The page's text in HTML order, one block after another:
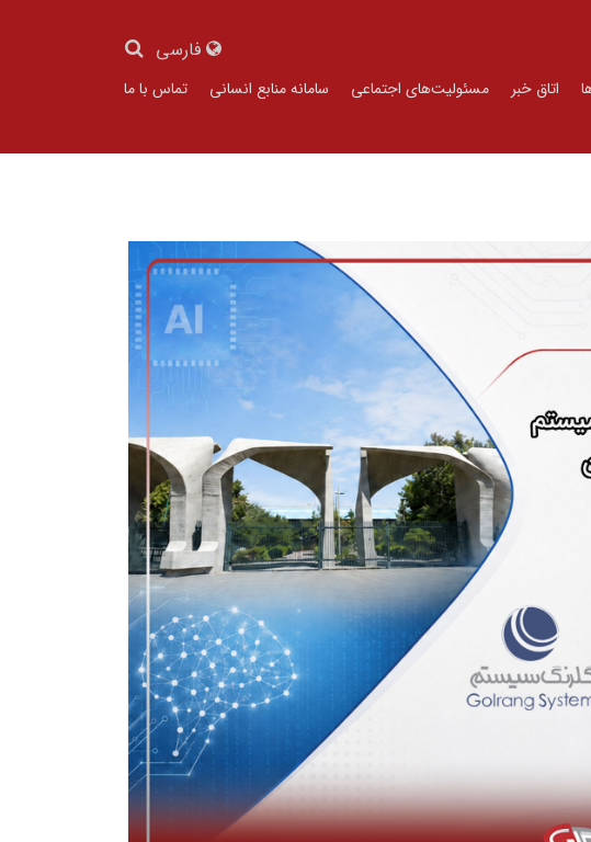
فارسی
اتاق خبر مسئولیت‌های اجتماعی سامانه منابع انسانی تماس با ما